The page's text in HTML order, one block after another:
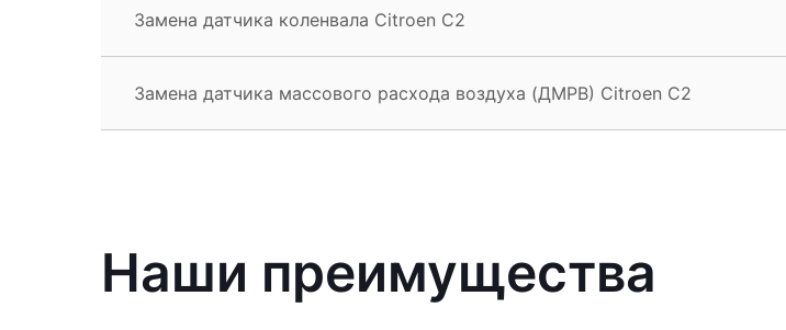
Замена датчика коленвала Citroen C2
Замена датчика массового расхода воздуха (ДМРВ) Citroen C2
Наши преимущества